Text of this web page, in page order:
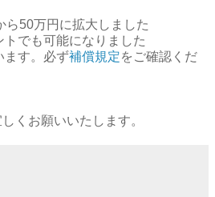
ら50万円に拡大しました
トでも可能になりました
す。必ず補償規定をご確認くだ
くお願いいたします。